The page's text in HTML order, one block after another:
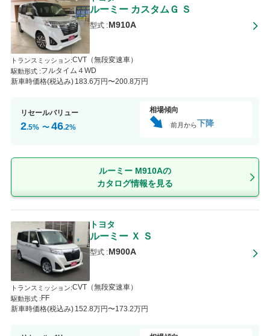
ルーミー カスタムＧ Ｓ
型式 :M910A
トランスミッション:CVT（無段変速車）
駆動形式 :フルタイム４WD
新車時価格(税込み) 183.6万円〜200.8万円
リセールバリュー
2.5% 〜 46.2%
相場傾向
前月から下降
ルーミー M910Aの
カタログ情報を見る
トヨタ
ルーミー Ｘ Ｓ
型式 :M900A
トランスミッション:CVT（無段変速車）
駆動形式 :FF
新車時価格(税込み) 152 .8万円〜173 .2万円